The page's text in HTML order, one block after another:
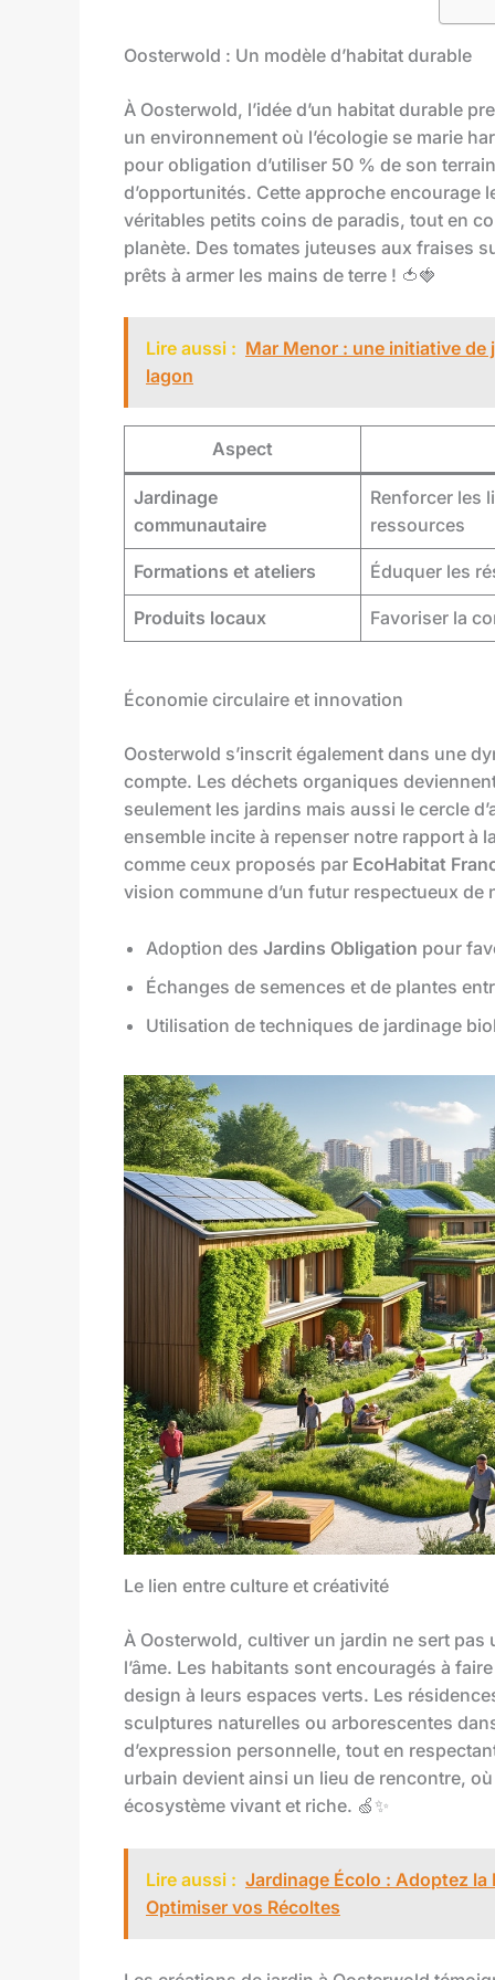
Oosterwold : Un modèle d’habitat durable
À Oosterwold, l’idée d’un habitat durable
un environnement où l’écologie se marie
pour obligation d’utiliser 50 % de son
d’opportunités. Cette approche encourage
véritables petits coins de paradis, tout en
planète. Des tomates juteuses aux fraises
prêts à armer les mains de terre ! 🍅🍓
Lire aussi : Mar Menor : une initiative
lagon
Aspect
Jardinage
communautaire
Renforcer les
ressources
Formations et ateliers Éduquer les
Produits locaux Favoriser la
Économie circulaire et innovation
Oosterwold s’inscrit également dans une
compte. Les déchets organiques
seulement les jardins mais aussi le cercle
ensemble incite à repenser notre rapport à
comme ceux proposés par EcoHabitat
vision commune d’un futur respectueux
Adoption des Jardins Obligation pour
Échanges de semences et de plantes
Utilisation de techniques de jardinage
Le lien entre culture et créativité
À Oosterwold, cultiver un jardin ne sert
l’âme. Les habitants sont encouragés à
design à leurs espaces verts. Les
sculptures naturelles ou arborescentes
d’expression personnelle, tout en
urbain devient ainsi un lieu de rencontre,
écosystème vivant et riche. 🍏✨
Lire aussi : Jardinage Écolo : Adoptez
Optimiser vos Récoltes